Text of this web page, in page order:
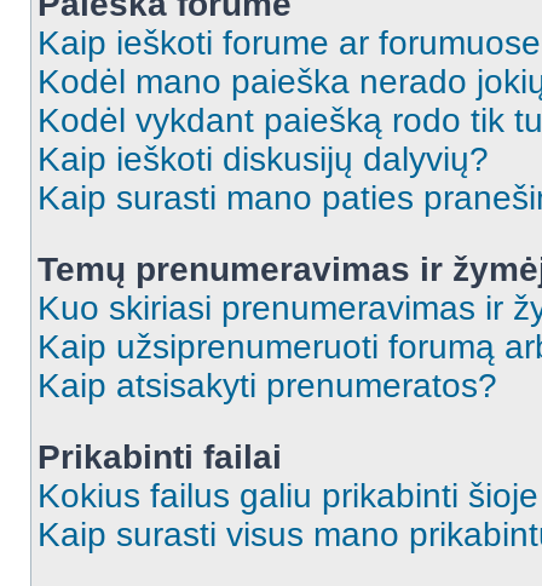
Kaip ieškoti forume ar
Kodėl mano paieška nerado
Kodėl vykdant paiešką rodo tik
Kaip ieškoti diskusijų dalyvių?
Kaip surasti mano paties
Temų prenumeravimas ir
Kuo skiriasi prenumeravimas ir
Kaip užsiprenumeruoti forumą
Kaip atsisakyti prenumeratos?
Prikabinti failai
Kokius failus galiu prikabinti
Kaip surasti visus mano